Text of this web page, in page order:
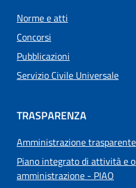
Norme e atti
Concorsi
Pubblicazioni
Servizio Civile Universale
TRASPARENZA
Amministrazione trasparente
Piano integrato di attività e
amministrazione - PIAO